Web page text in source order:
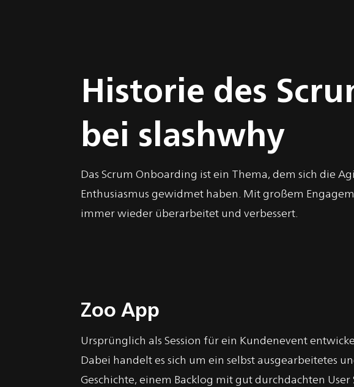
Historie des
bei slashwhy
Das Scrum Onboarding ist ein Thema, dem sich die
Enthusiasmus gewidmet haben. Mit großem
immer wieder überarbeitet und verbessert.
Zoo App
Ursprünglich als Session für ein Kundenevent
Dabei handelt es sich um ein selbst ausgearbeitetes
Geschichte, einem Backlog mit gut durchdachten